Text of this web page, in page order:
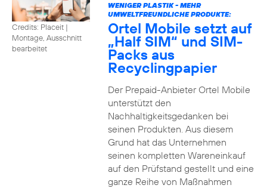
Credits: Placeit |
Montage, Ausschnitt
bearbeitet
WENIGER PLASTIK - MEHR
UMWELTFREUNDLICHE PRODUKTE:
Ortel Mobile setzt auf
„Half SIM“ und SIM-
Packs aus
Recyclingpapier
Der Prepaid-Anbieter Ortel Mobile
unterstützt den
Nachhaltigkeitsgedanken bei
seinen Produkten. Aus diesem
Grund hat das Unternehmen
seinen kompletten Wareneinkauf
auf den Prüfstand gestellt und eine
ganze Reihe von Maßnahmen